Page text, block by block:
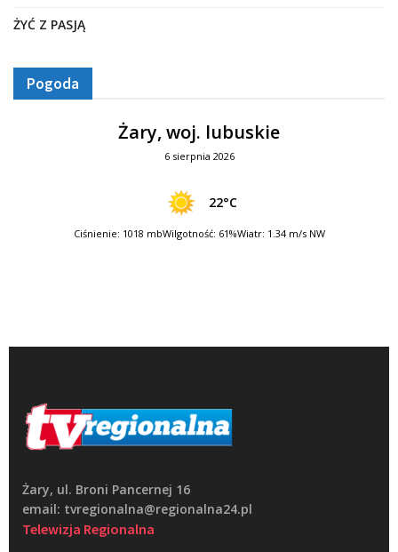
ŻYĆ Z PASJĄ
Pogoda
Żary, woj. lubuskie
6 sierpnia 2026
22°C
Ciśnienie: 1018 mbWilgotność: 61%Wiatr: 1.34 m/s NW
Żary, ul. Broni Pancernej 16
email: tvregionalna@regionalna24.pl
Telewizja Regionalna